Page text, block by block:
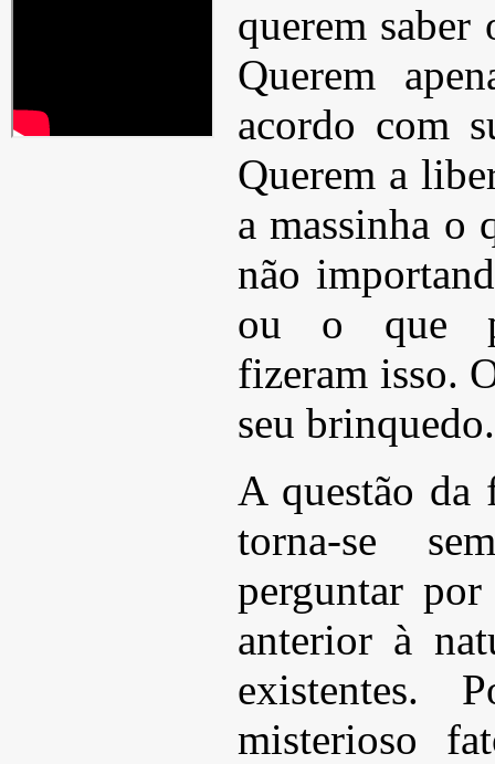
querem
Querem
acordo com
Querem a
a massinha o
não
ou o que
fizeram isso.
seu brinquedo.
A questão da
torna-se
perguntar
anterior à
existentes.
misterioso